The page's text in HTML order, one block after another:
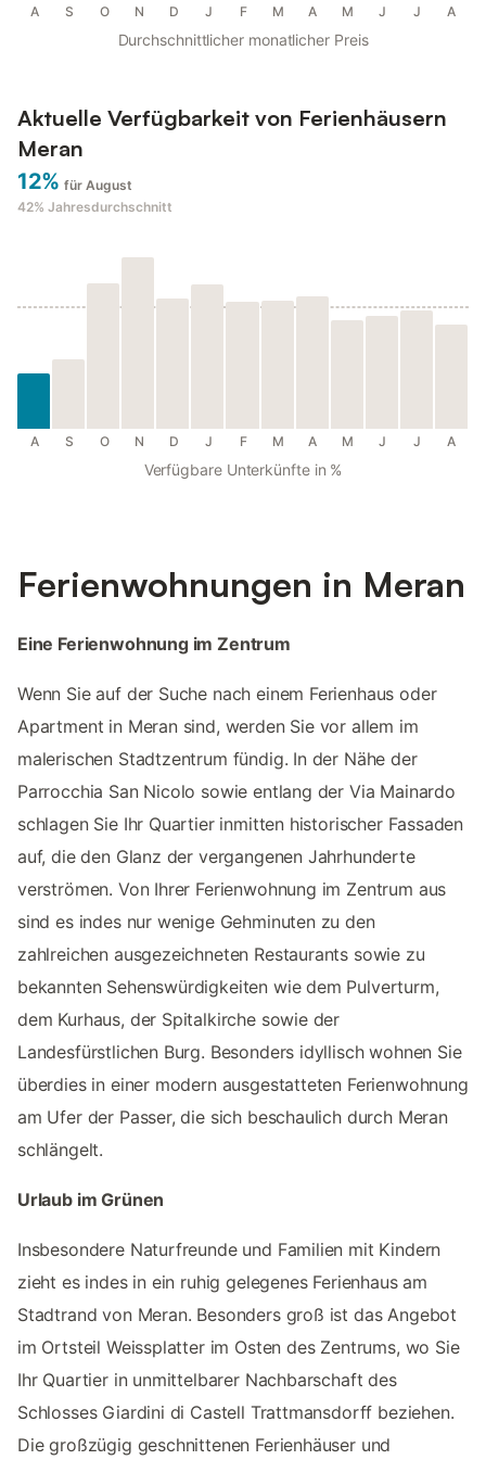
A S O N D J F M A M J J A
Durchschnittlicher monatlicher Preis
Aktuelle Verfügbarkeit von Ferienhäusern
Meran
12% für August
42% Jahresdurchschnitt
A S O N D J F M A M J J A
Verfügbare Unterkünfte in %
Ferienwohnungen in Meran
Eine Ferienwohnung im Zentrum
Wenn Sie auf der Suche nach einem Ferienhaus oder
Apartment in Meran sind, werden Sie vor allem im
malerischen Stadtzentrum fündig. In der Nähe der
Parrocchia San Nicolo sowie entlang der Via Mainardo
schlagen Sie Ihr Quartier inmitten historischer Fassaden
auf, die den Glanz der vergangenen Jahrhunderte
verströmen. Von Ihrer Ferienwohnung im Zentrum aus
sind es indes nur wenige Gehminuten zu den
zahlreichen ausgezeichneten Restaurants sowie zu
bekannten Sehenswürdigkeiten wie dem Pulverturm,
dem Kurhaus, der Spitalkirche sowie der
Landesfürstlichen Burg. Besonders idyllisch wohnen Sie
überdies in einer modern ausgestatteten Ferienwohnung
am Ufer der Passer, die sich beschaulich durch Meran
schlängelt.
Urlaub im Grünen
Insbesondere Naturfreunde und Familien mit Kindern
zieht es indes in ein ruhig gelegenes Ferienhaus am
Stadtrand von Meran. Besonders groß ist das Angebot
im Ortsteil Weissplatter im Osten des Zentrums, wo Sie
Ihr Quartier in unmittelbarer Nachbarschaft des
Schlosses Giardini di Castell Trattmansdorff beziehen.
Die großzügig geschnittenen Ferienhäuser und